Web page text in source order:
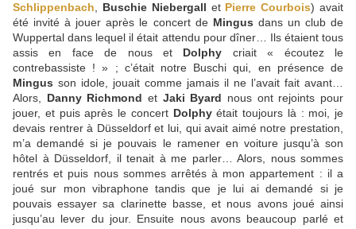
Schlippenbach
Buschie Niebergall et Pierre Courbois) avait
été invité à jouer après le concert de Mingus dans un club de
Wuppertal dans lequel il était attendu pour dîner… Ils étaient tous
assis en face de nous et Dolphy criait « écoutez le
contrebassiste ! » ; c’était notre Buschi qui, en présence de
Mingus son idole, jouait comme jamais il ne l’avait fait avant…
Alors, Danny Richmond et Jaki Byard nous ont rejoints pour
jouer, et puis après le concert Dolphyétait toujours là : moi, je
devais rentrer à Düsseldorf et lui, qui avait aimé notre prestation,
m’a demandé si je pouvais le ramener en voiture jusqu’à son
hôtel à Düsseldorf, il tenait à me parler… Alors, nous sommes
rentrés et puis nous sommes arrêtés à mon appartement : il a
joué sur mon vibraphone tandis que je lui ai demandé si je
pouvais essayer sa clarinette basse, et nous avons joué ainsi
jusqu’au lever du jour. Ensuite nous avons beaucoup parlé et